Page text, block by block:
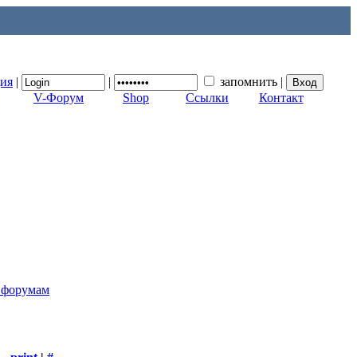
| | запомнить |
V-Форум Shop Ссылки Контакт
форумам